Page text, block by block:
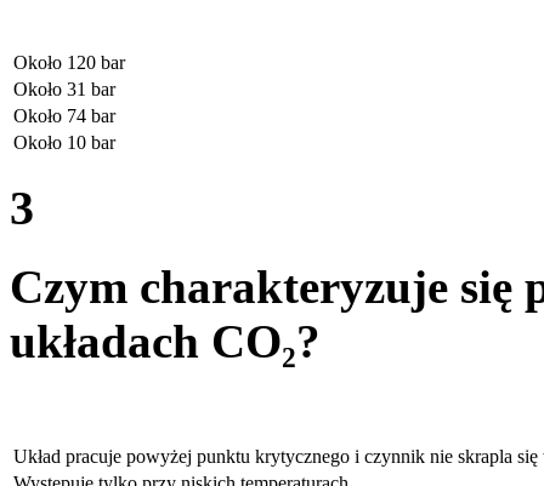
Około 120 bar
Około 31 bar
Około 74 bar
Około 10 bar
3
Czym charakteryzuje się
układach CO₂?
Układ pracuje powyżej punktu krytycznego i czynnik nie skrapla